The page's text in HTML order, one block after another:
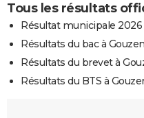
Tous les résultats
Résultat municipale 2026
Résultats du bac à
Résultats du brevet à
Résultats du BTS à